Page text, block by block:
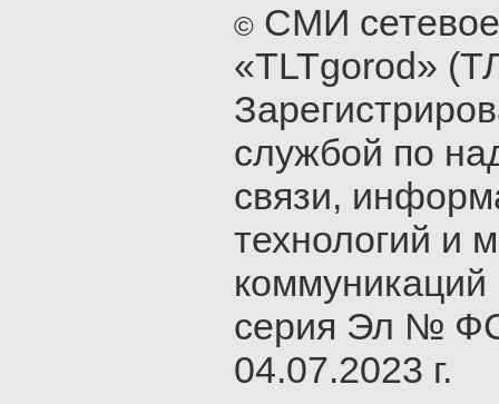
© СМИ
«TLTgorod»
службой по
связи,
технологий и
серия Эл №
04.07.2023 г.